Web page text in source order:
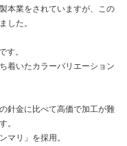
本業をされていますが、この
した。
す。
着いたカラーバリエーション
針金に比べて高価で加工が難
。
マリ」を採用。